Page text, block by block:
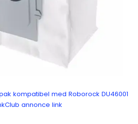
kompatibel med Roborock DU46001
annonce link